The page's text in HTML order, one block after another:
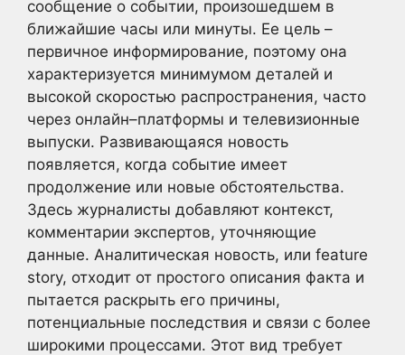
сообщение о событии, произошедшем в
ближайшие часы или минуты. Ее цель –
первичное информирование, поэтому она
характеризуется минимумом деталей и
высокой скоростью распространения, часто
через онлайн–платформы и телевизионные
выпуски. Развивающаяся новость
появляется, когда событие имеет
продолжение или новые обстоятельства.
Здесь журналисты добавляют контекст,
комментарии экспертов, уточняющие
данные. Аналитическая новость, или feature
story, отходит от простого описания факта и
пытается раскрыть его причины,
потенциальные последствия и связи с более
широкими процессами. Этот вид требует